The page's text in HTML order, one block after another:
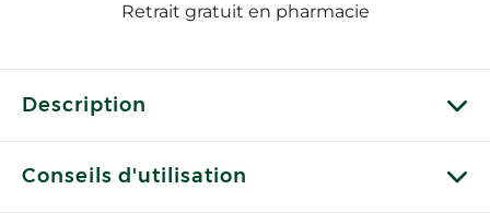
Retrait gratuit en pharmacie
Description
Conseils d'utilisation